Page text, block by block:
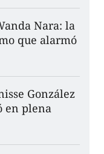
Nara: la
que alarmó
González
en plena